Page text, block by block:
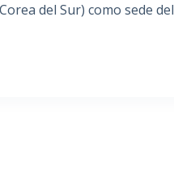
del Sur) como sede del